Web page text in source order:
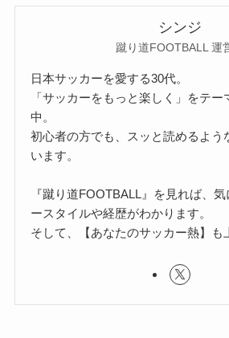
シンジ
蹴り道FOOTBALL 運
日本サッカーを愛する30代。
「サッカーをもっと楽しく」をテ
中。
初心者の方でも、スッと読めるよう
います。
『蹴り道FOOTBALL』を見れば、
ースタイルや経歴がわかります。
そして、【あなたのサッカー熱】も